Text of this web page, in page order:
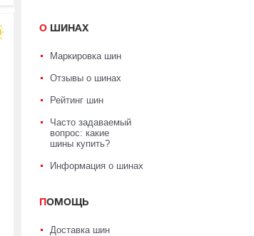
О ШИНАХ
Маркировка шин
Отзывы о шинах
Рейтинг шин
Часто задаваемый
вопрос: какие
шины купить?
Информация о шинах
ПОМОЩЬ
Доставка шин